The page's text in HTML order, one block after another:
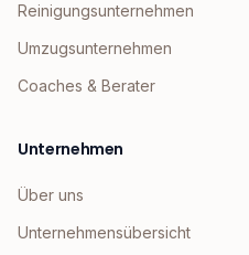
Reinigungsunternehmen
Umzugsunternehmen
Coaches & Berater
Unternehmen
Über uns
Unternehmensübersicht